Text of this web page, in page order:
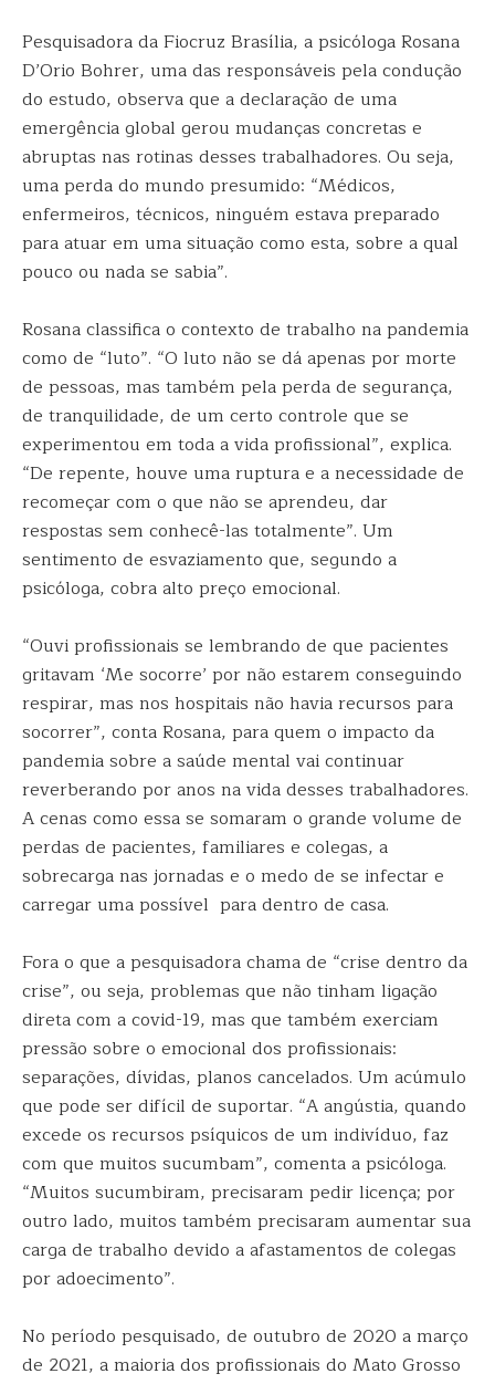
Pesquisadora da Fiocruz Brasília, a psicóloga Rosana
D’Orio Bohrer, uma das responsáveis pela condução
do estudo, observa que a declaração de uma
emergência global gerou mudanças concretas e
abruptas nas rotinas desses trabalhadores. Ou seja,
uma perda do mundo presumido: “Médicos,
enfermeiros, técnicos, ninguém estava preparado
para atuar em uma situação como esta, sobre a qual
pouco ou nada se sabia”.
Rosana classifica o contexto de trabalho na pandemia
como de “luto”. “O luto não se dá apenas por morte
de pessoas, mas também pela perda de segurança,
de tranquilidade, de um certo controle que se
experimentou em toda a vida profissional”, explica.
“De repente, houve uma ruptura e a necessidade de
recomeçar com o que não se aprendeu, dar
respostas sem conhecê-las totalmente”. Um
sentimento de esvaziamento que, segundo a
psicóloga, cobra alto preço emocional.
“Ouvi profissionais se lembrando de que pacientes
gritavam ‘Me socorre’ por não estarem conseguindo
respirar, mas nos hospitais não havia recursos para
socorrer”, conta Rosana, para quem o impacto da
pandemia sobre a saúde mental vai continuar
reverberando por anos na vida desses trabalhadores.
A cenas como essa se somaram o grande volume de
perdas de pacientes, familiares e colegas, a
sobrecarga nas jornadas e o medo de se infectar e
carregar uma possível para dentro de casa.
Fora o que a pesquisadora chama de “crise dentro da
crise”, ou seja, problemas que não tinham ligação
direta com a covid-19, mas que também exerciam
pressão sobre o emocional dos profissionais:
separações, dívidas, planos cancelados. Um acúmulo
que pode ser difícil de suportar. “A angústia, quando
excede os recursos psíquicos de um indivíduo, faz
com que muitos sucumbam”, comenta a psicóloga.
“Muitos sucumbiram, precisaram pedir licença; por
outro lado, muitos também precisaram aumentar sua
carga de trabalho devido a afastamentos de colegas
por adoecimento”.
No período pesquisado, de outubro de 2020 a março
de 2021, a maioria dos profissionais do Mato Grosso